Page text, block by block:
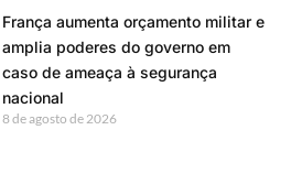
França aumenta orçamento militar e
amplia poderes do governo em
caso de ameaça à segurança
nacional
8 de agosto de 2026